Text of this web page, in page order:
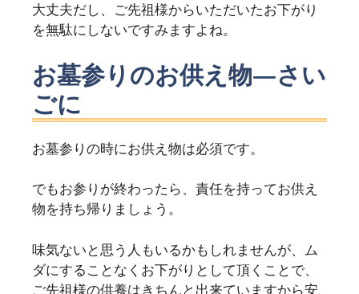
大丈夫だし、ご先祖様からいただいたお下がり
を無駄にしないですみますよね。
お墓参りのお供え物―さい
ごに
お墓参りの時にお供え物は必須です。
でもお参りが終わったら、責任を持ってお供え
物を持ち帰りましょう。
味気ないと思う人もいるかもしれませんが、ム
ダにすることなくお下がりとして頂くことで、
ご先祖様の供養はきちんと出来ていますから安